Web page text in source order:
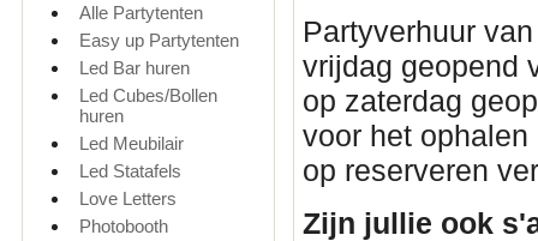
Alle Partytenten
Easy up Partytenten
Led Bar huren
Led Cubes/Bollen
huren
Led Meubilair
Led Statafels
Love Letters
Photobooth
Partyverhuur
vrijdag geopend
op zaterdag
voor het
op reserveren
Zijn jullie ook